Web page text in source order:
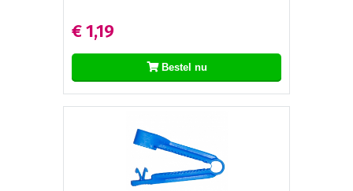
€ 1,19
Bestel nu